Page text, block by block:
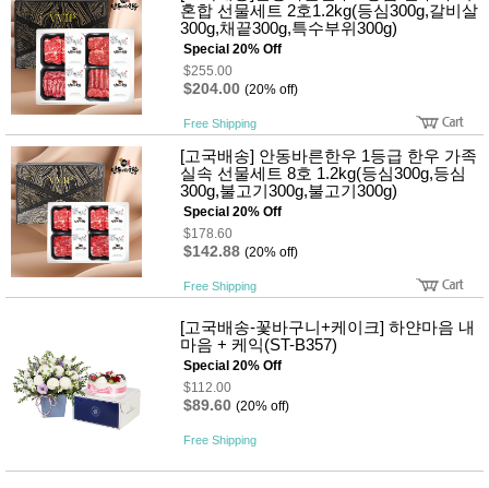
스/가루
건조식
품
농산품
유 놀이방
매트
유아 보
드(칠
판)
조형물
DIY
유아 이
유식
아기띠/
용/식기
용품
성장발
달교육
용품
혼합 선물세트 2호1.2kg(등심300g,갈비살
300g,채끝300g,특수부위300g)
Special 20% Off
$255.00
$204.00 (20% off)
Free Shipping
[고국배송] 안동바른한우 1등급 한우 가족
실속 선물세트 8호 1.2kg(등심300g,등심
300g,불고기300g,불고기300g)
Special 20% Off
$178.60
$142.88 (20% off)
Free Shipping
[고국배송-꽃바구니+케이크] 하얀마음 내
마음 + 케익(ST-B357)
Special 20% Off
$112.00
$89.60 (20% off)
Free Shipping